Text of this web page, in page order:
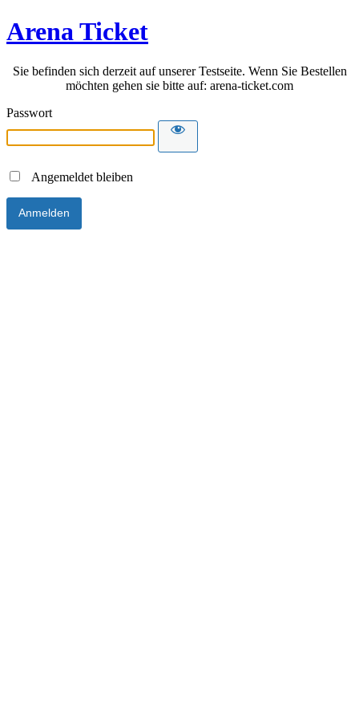
Arena Ticket
Sie befinden sich derzeit auf unserer Testseite. Wenn Sie Bestellen
möchten gehen sie bitte auf: arena-ticket.com
Passwort
Angemeldet bleiben